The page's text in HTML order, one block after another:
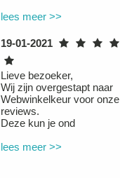
lees meer >>
19-01-2021
Lieve bezoeker,
Wij zijn overgestapt naar
Webwinkelkeur voor onze
reviews.
Deze kun je ond
lees meer >>